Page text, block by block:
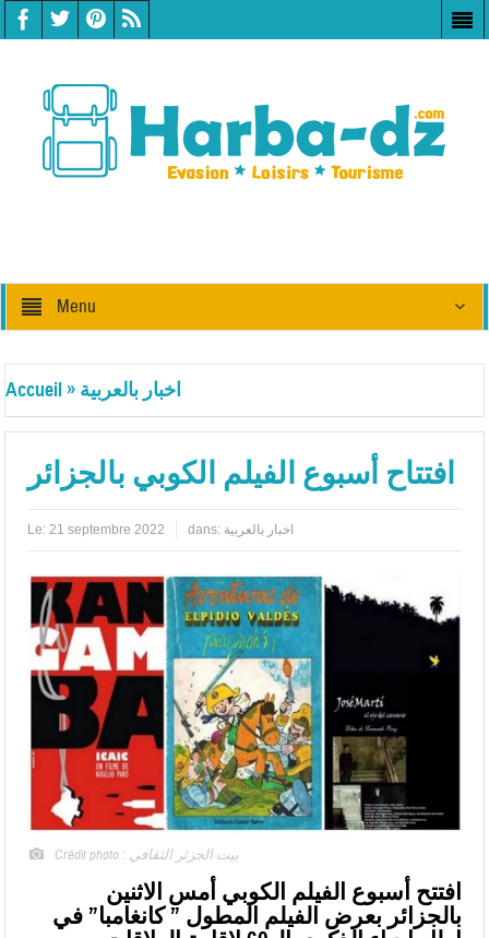
Menu
Accueil» اخبار بالعربية
افتتاح أسبوع الفيلم الكوبي بالجزائر
Le:21 septembre 2022 dans: اخبار بالعربية
Crédit photo : بيت الجزئر الثقافي
افتتح أسبوع الفيلم الكوبي أمس الاثنين
بالجزائر بعرض الفيلم المطول ” كانغامبا” في